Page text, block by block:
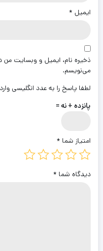
ایمیل *
ذخیره نام، ایمیل و وبسایت من
می‌نویسم.
لطفا پاسخ را به عدد انگلیسی
پانزده + نه =
امتیاز شما *
دیدگاه شما *